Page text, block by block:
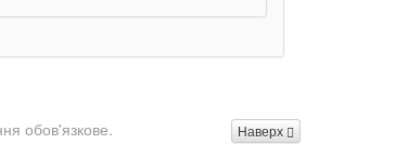
Наверх
обов'язкове.